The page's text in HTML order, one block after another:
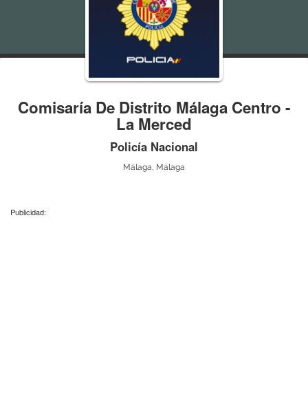
Comisaría De Distrito Málaga Centro -
La Merced
Policía Nacional
Málaga, Málaga
Publicidad: